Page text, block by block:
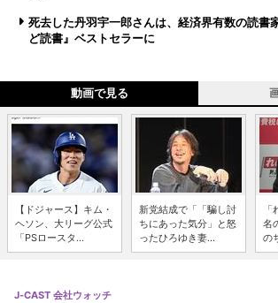
死去した丹羽宇一郎さんは、経済界有数の読
ど読書』ベストセラーに
動画で見る
【ドジャース】キム・
ヘソン、大リーグ公式
「PSロースタ...
新党結成で「「騙し討
ちにあった気分」と怒
ったひろゆき妻...
名
の
J-CAST 会社ウォッチ